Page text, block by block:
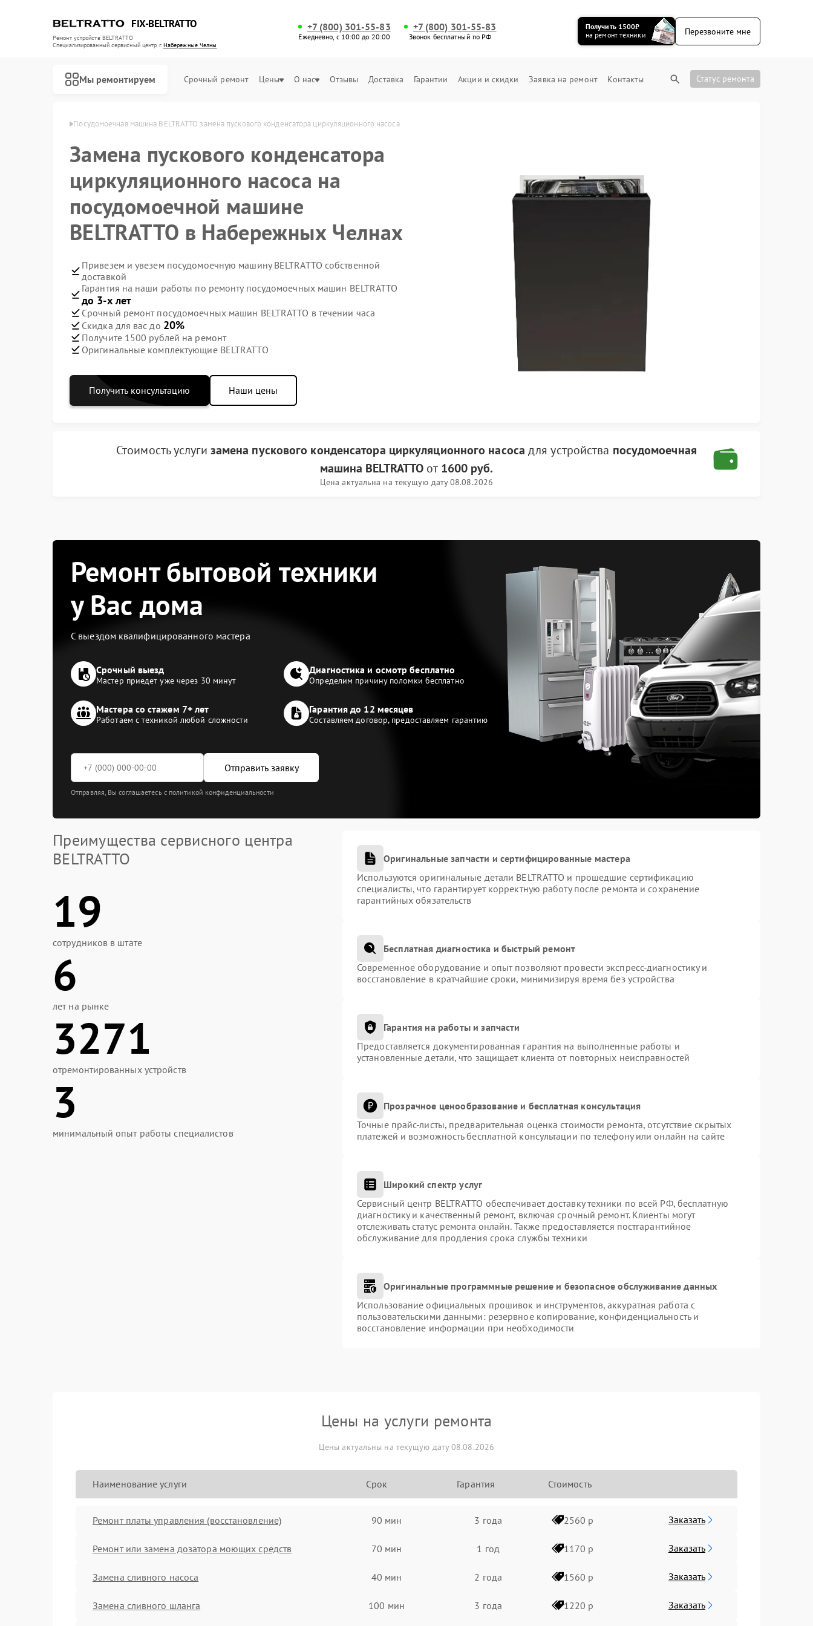
FIX-BELTRATTO
Ремонт устройств BELTRATTO
Специализированный cервисный центр г.Набережные Челны
+7 (800) 301-55-83
Ежедневно, с 10:00 до 20:00
+7 (800) 301-55-83
Звонок бесплатный по РФ
Получить 1500₽
на ремонт техники
Перезвоните мне
Мы ремонтируем Срочный ремонт Цены О нас Отзывы Доставка Гарантии Акции и скидки Заявка на ремонт Контакты Статус ремонта
Челнах Посудомоечная машина BELTRATTO замена пускового конденсатора циркуляционного насоса
Замена пускового конденсатора
циркуляционного насоса на
посудомоечной машине
BELTRATTO в Набережных Челнах
Привезем и увезем посудомоечную машину BELTRATTO собственной
доставкой
Гарантия на наши работы по ремонту посудомоечных машин BELTRATTO
до 3-х лет
Срочный ремонт посудомоечных машин BELTRATTO в течении часа
Скидка для вас до 20%
Получите 1500 рублей на ремонт
Оригинальные комплектующие BELTRATTO
Получить консультацию Наши цены
Стоимость услуги замена пускового конденсатора циркуляционного насоса для устройства посудомоечная
машина BELTRATTO от 1600 руб.
Цена актуальна на текущую дату 08.08.2026
Ремонт бытовой техники
у Вас дома
С выездом квалифицированного мастера
Срочный выезд
Мастер приедет уже через 30 минут
Диагностика и осмотр бесплатно
Определим причину поломки бесплатно
Мастера со стажем 7+ лет
Работаем с техникой любой сложности
Гарантия до 12 месяцев
Составляем договор, предоставляем гарантию
Отправить заявку
Отправляя, Вы соглашаетесь с политикой конфиденциальности
Преимущества сервисного центра
BELTRATTO
19
сотрудников в штате
6
лет на рынке
3271
отремонтированных устройств
3
минимальный опыт работы специалистов
Оригинальные запчасти и сертифицированные мастера
Используются оригинальные детали BELTRATTO и прошедшие сертификацию
специалисты, что гарантирует корректную работу после ремонта и сохранение
гарантийных обязательств
Бесплатная диагностика и быстрый ремонт
Современное оборудование и опыт позволяют провести экспресс-диагностику и
восстановление в кратчайшие сроки, минимизируя время без устройства
Гарантия на работы и запчасти
Предоставляется документированная гарантия на выполненные работы и
установленные детали, что защищает клиента от повторных неисправностей
Прозрачное ценообразование и бесплатная консультация
Точные прайс-листы, предварительная оценка стоимости ремонта, отсутствие скрытых
платежей и возможность бесплатной консультации по телефону или онлайн на сайте
Широкий спектр услуг
Сервисный центр BELTRATTO обеспечивает доставку техники по всей РФ, бесплатную
диагностику и качественный ремонт, включая срочный ремонт. Клиенты могут
отслеживать статус ремонта онлайн. Также предоставляется постгарантийное
обслуживание для продления срока службы техники
Оригинальные программные решение и безопасное обслуживание данных
Использование официальных прошивок и инструментов, аккуратная работа с
пользовательскими данными: резервное копирование, конфиденциальность и
восстановление информации при необходимости
Цены на услуги ремонта
Цены актуальны на текущую дату 08.08.2026
Наименование услуги Срок Гарантия Стоимость
Ремонт платы управления (восстановление) 90 мин 3 года 2560 р Заказать
Ремонт или замена дозатора моющих средств 70 мин 1 год 1170 р Заказать
Замена сливного насоса 40 мин 2 года 1560 р Заказать
Замена сливного шланга 100 мин 3 года 1220 р Заказать